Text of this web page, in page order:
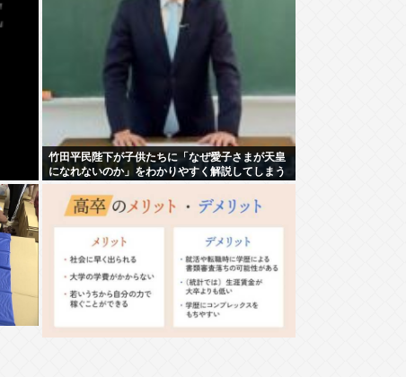
竹田平民陛下が子供たちに「なぜ愛子さまが天皇
になれないのか」をわかりやすく解説してしまう